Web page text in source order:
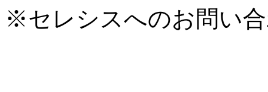
※セレシスへのお問い